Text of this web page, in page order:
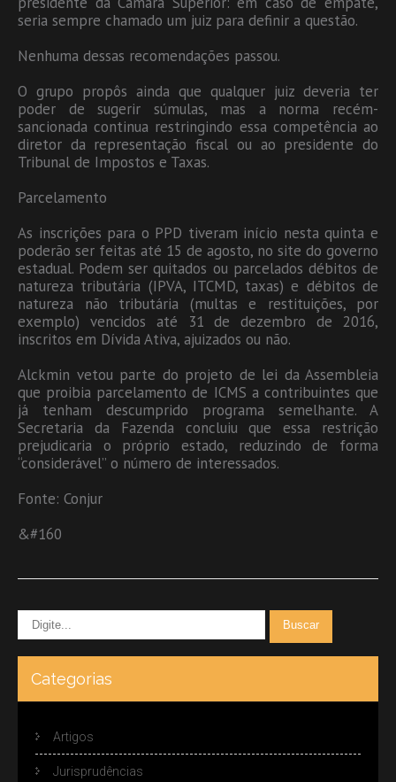
seria sempre chamado um juiz para definir a questão.
Nenhuma dessas recomendações passou.
O grupo propôs ainda que qualquer juiz deveria ter
poder de sugerir súmulas, mas a norma recém-
sancionada continua restringindo essa competência ao
diretor da representação fiscal ou ao presidente do
Tribunal de Impostos e Taxas.
Parcelamento
As inscrições para o PPD tiveram início nesta quinta e
poderão ser feitas até 15 de agosto, no site do governo
estadual. Podem ser quitados ou parcelados débitos de
natureza tributária (IPVA, ITCMD, taxas) e débitos de
natureza não tributária (multas e restituições, por
exemplo) vencidos até 31 de dezembro de 2016,
inscritos em Dívida Ativa, ajuizados ou não.
Alckmin vetou parte do projeto de lei da Assembleia
que proibia parcelamento de ICMS a contribuintes que
já tenham descumprido programa semelhante. A
Secretaria da Fazenda concluiu que essa restrição
prejudicaria o próprio estado, reduzindo de forma
“considerável” o número de interessados.
Fonte: Conjur
&#160
Categorias
Artigos
Jurisprudências